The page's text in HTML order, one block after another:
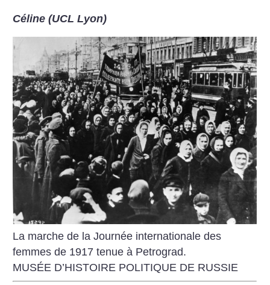
Céline (UCL Lyon)
La marche de la Journée internationale des
femmes de 1917 tenue à Petrograd.
MUSÉE D’HISTOIRE POLITIQUE DE RUSSIE